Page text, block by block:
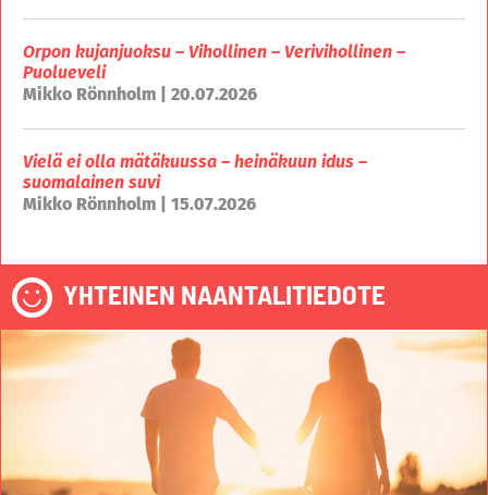
Orpon kujanjuoksu – Vihollinen – Verivihollinen –
Puolueveli
Mikko Rönnholm | 20.07.2026
Vielä ei olla mätäkuussa – heinäkuun idus –
suomalainen suvi
Mikko Rönnholm | 15.07.2026
YHTEINEN NAANTALITIEDOTE